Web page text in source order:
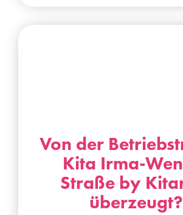
Von der
Kita Irma-
Straße by
überzeugt?